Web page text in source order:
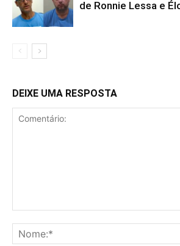
de Ronnie Lessa e
DEIXE UMA RESPOSTA